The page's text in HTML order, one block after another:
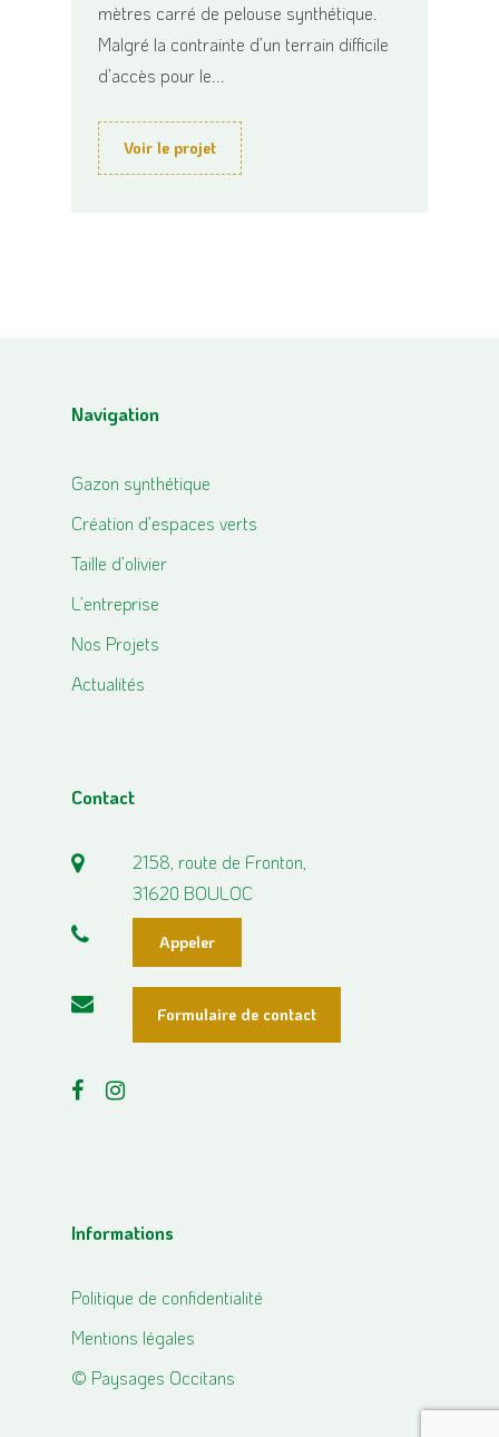
mètres carré de pelouse synthétique.
Malgré la contrainte d’un terrain difficile
d’accès pour le...
Voir le projet
Navigation
Gazon synthétique
Création d’espaces verts
Taille d’olivier
L’entreprise
Nos Projets
Actualités
Contact
2158, route de Fronton,
31620 BOULOC
Appeler
Formulaire de contact
Informations
Politique de confidentialité
Mentions légales
© Paysages Occitans